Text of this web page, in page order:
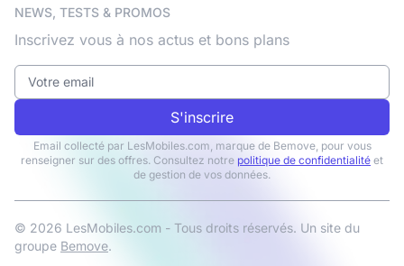
NEWS, TESTS & PROMOS
Inscrivez vous à nos actus et bons plans
S'inscrire
Email collecté par LesMobiles.com, marque de Bemove, pour vous
renseigner sur des offres. Consultez notre politique de confidentialité et
de gestion de vos données.
© 2026 LesMobiles.com - Tous droits réservés. Un site du
groupe Bemove.